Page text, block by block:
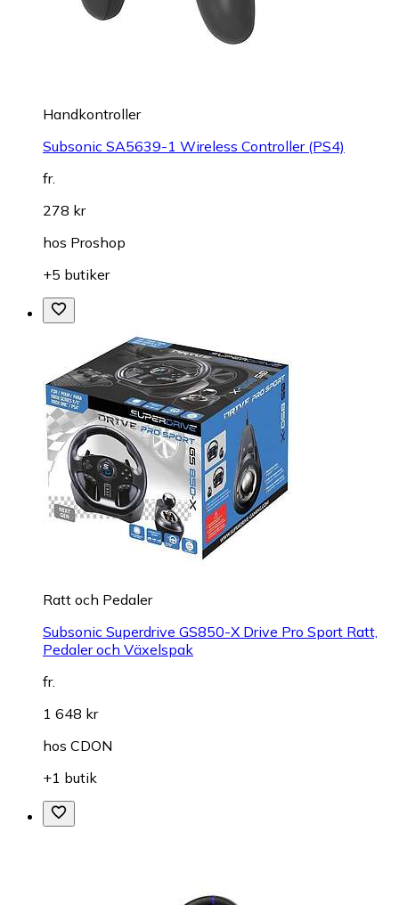
Handkontroller
Subsonic SA5639-1 Wireless Controller (PS4)
fr.
278 kr
hos Proshop
+5 butiker
Ratt och Pedaler
Subsonic Superdrive GS850-X Drive Pro Sport Ratt,
Pedaler och Växelspak
fr.
1 648 kr
hos CDON
+1 butik